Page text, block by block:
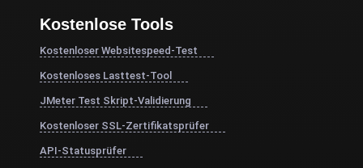
Kostenlose Tools
Kostenloser Websitespeed-Test
Kostenloses Lasttest-Tool
JMeter Test Skript-Validierung
Kostenloser SSL-Zertifikatsprüfer
API-Statusprüfer